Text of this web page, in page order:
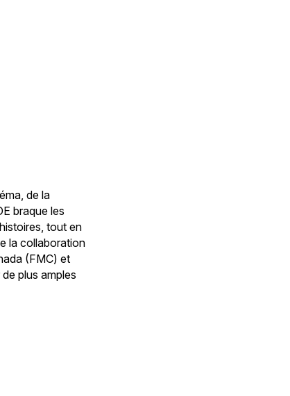
de la
braque les
tout en
la collaboration
(FMC) et
plus amples